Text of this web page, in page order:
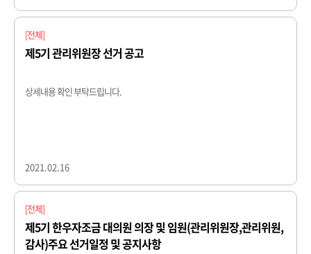
[전체]
제5기 관리위원장 선거 공고
상세내용 확인 부탁드립니다.​
2021.02.16
[전체]
제5기 한우자조금 대의원 의장 및 임원(관리위원장,관리위원,
감사)주요 선거일정 및 공지사항